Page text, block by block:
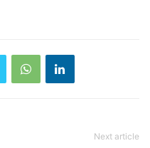
Next article